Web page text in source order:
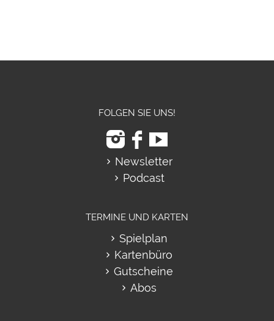
FOLGEN SIE UNS!
Newsletter
Podcast
TERMINE UND KARTEN
Spielplan
Kartenbüro
Gutscheine
Abos